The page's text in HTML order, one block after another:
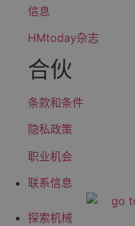
信息
HMtoday杂志
合伙
条款和条件
隐私政策
职业机会
联系信息
探索机械